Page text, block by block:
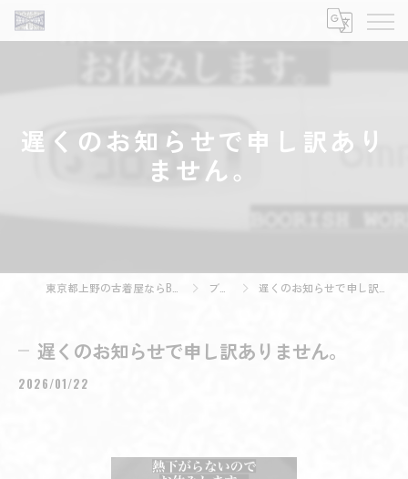
遅くのお知らせで申し訳あり
ません。
ブログ 遅くのお知らせで申し訳ありません。
遅くのお知らせで申し訳ありません。
2026/01/22